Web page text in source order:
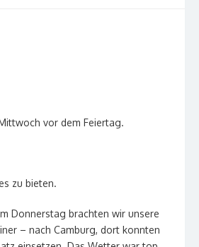
vor dem Feiertag.
zu bieten.
Donnerstag brachten wir unsere
– nach Camburg, dort konnten